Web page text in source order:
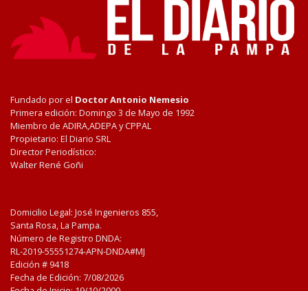
Fundado por el Doctor Antonio Nemesio
Primera edición: Domingo 3 de Mayo de 1992
Miembro de ADIRA,ADEPA y CPPAL
Propietario: El Diario SRL
Director Periodístico:
Walter René Goñi
Domicilio Legal: José Ingenieros 855,
Santa Rosa, La Pampa.
Número de Registro DNDA:
RL-2019-55551274-APN-DNDA#MJ
Edición # 9418
Fecha de Edición: 7/08/2026